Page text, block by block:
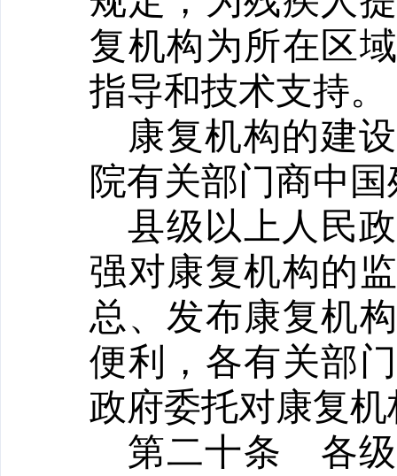
复机构为所在区
指导和技术支持。
康复机构的建
院有关部门商中
县级以上人民
强对康复机构的
总、发布康复机
便利，各有关部
政府委托对康复
第二十条 各